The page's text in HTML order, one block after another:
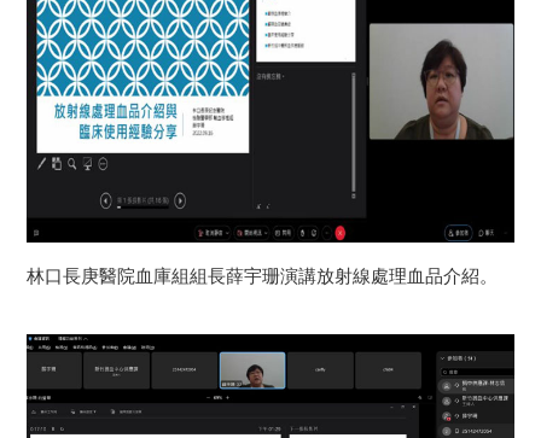
林口長庚醫院血庫組組長薛宇珊演講放射線處理血品介紹。